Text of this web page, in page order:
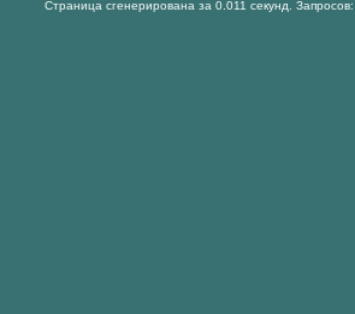
Страница сгенерирована за 0.011 секунд. Запросов: